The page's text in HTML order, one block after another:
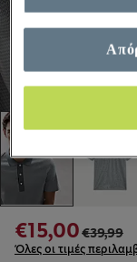
€39,99
€15,00
Όλες οι τιμές